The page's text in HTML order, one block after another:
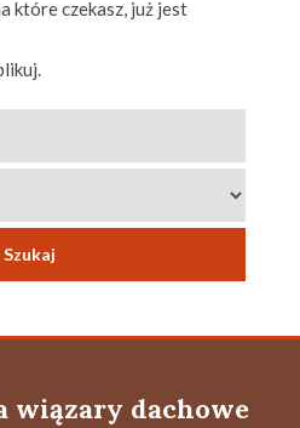
które czekasz, już jest
wiązary dachowe